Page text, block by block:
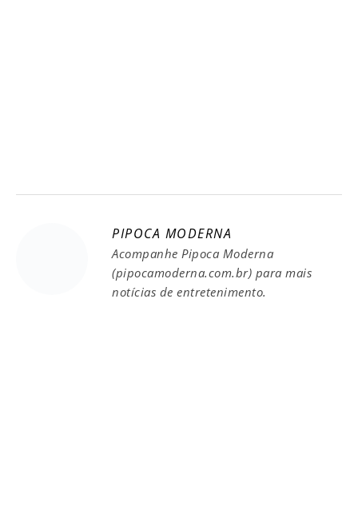
PIPOCA MODERNA
Acompanhe Pipoca Moderna
(pipocamoderna.com.br) para mais
notícias de entretenimento.